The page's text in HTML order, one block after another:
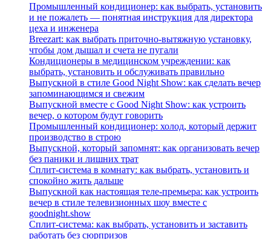
Промышленный кондиционер: как выбрать, установить
и не пожалеть — понятная инструкция для директора
цеха и инженера
Breezart: как выбрать приточно-вытяжную установку,
чтобы дом дышал и счета не пугали
Кондиционеры в медицинском учреждении: как
выбрать, установить и обслуживать правильно
Выпускной в стиле Good Night Show: как сделать вечер
запоминающимся и свежим
Выпускной вместе с Good Night Show: как устроить
вечер, о котором будут говорить
Промышленный кондиционер: холод, который держит
производство в строю
Выпускной, который запомнят: как организовать вечер
без паники и лишних трат
Сплит‑система в комнату: как выбрать, установить и
спокойно жить дальше
Выпускной как настоящая теле‑премьера: как устроить
вечер в стиле телевизионных шоу вместе с
goodnight.show
Сплит‑система: как выбрать, установить и заставить
работать без сюрпризов